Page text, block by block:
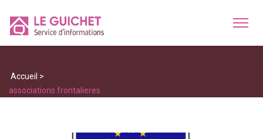
Accueil >
associations frontalieres